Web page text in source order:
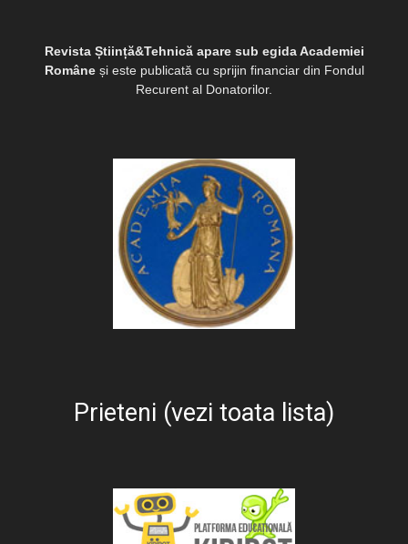
Revista Știință&Tehnică apare sub egida Academiei
Româneși este publicată cu sprijin financiar din Fondul
Recurent al Donatorilor.
Prieteni (vezi toata lista)